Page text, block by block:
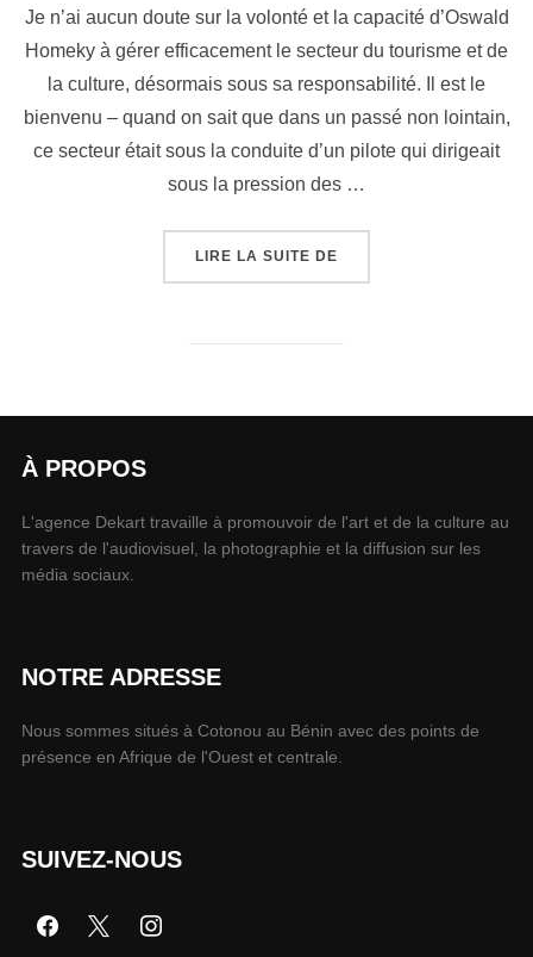
Je n’ai aucun doute sur la volonté et la capacité d’Oswald
Homeky à gérer efficacement le secteur du tourisme et de
la culture, désormais sous sa responsabilité. Il est le
bienvenu – quand on sait que dans un passé non lointain,
ce secteur était sous la conduite d’un pilote qui dirigeait
sous la pression des …
LIRE LA SUITE DE
À PROPOS
L'agence Dekart travaille à promouvoir de l'art et de la culture au
travers de l'audiovisuel, la photographie et la diffusion sur les
média sociaux.
NOTRE ADRESSE
Nous sommes situés à Cotonou au Bénin avec des points de
présence en Afrique de l'Ouest et centrale.
SUIVEZ-NOUS